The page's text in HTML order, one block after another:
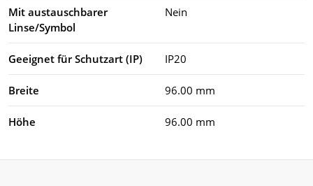
Mit austauschbarer
Linse/Symbol
Nein
Geeignet für Schutzart (IP) IP20
Breite 96.00 mm
Höhe 96.00 mm